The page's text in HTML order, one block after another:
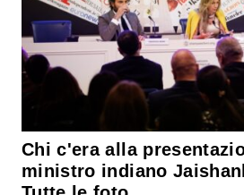
Chi c'era alla
ministro indiano